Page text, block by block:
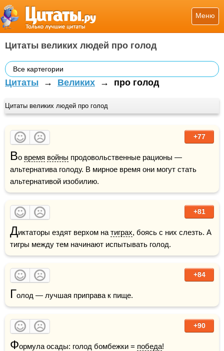
Меню
Цитаты великих людей про голод
Все картегории
Цитаты → Великих → про голод
Цитаты великих людей про голод
+77
Во время войны продовольственные рационы —
альтернатива голоду. В мирное время они могут стать
альтернативой изобилию.
+81
Диктаторы ездят верхом на тиграх, боясь с них слезть. А
тигры между тем начинают испытывать голод.
+84
Голод — лучшая приправа к пище.
+90
Формула осады: голод бомбежки = победа!